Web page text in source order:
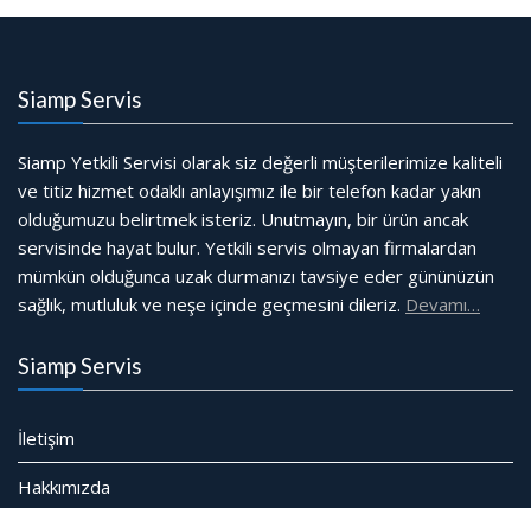
Siamp Servis
Siamp Yetkili Servisi olarak siz değerli müşterilerimize kaliteli
ve titiz hizmet odaklı anlayışımız ile bir telefon kadar yakın
olduğumuzu belirtmek isteriz. Unutmayın, bir ürün ancak
servisinde hayat bulur. Yetkili servis olmayan firmalardan
mümkün olduğunca uzak durmanızı tavsiye eder gününüzün
sağlık, mutluluk ve neşe içinde geçmesini dileriz. Devamı…
Siamp Servis
İletişim
Hakkımızda